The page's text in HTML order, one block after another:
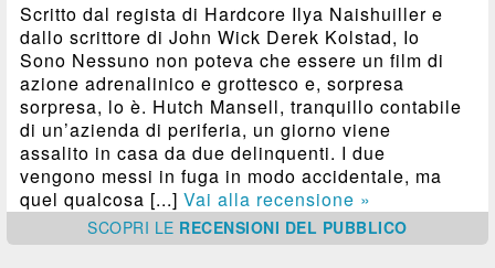
Scritto dal regista di Hardcore Ilya Naishuiller e
dallo scrittore di John Wick Derek Kolstad, Io
Sono Nessuno non poteva che essere un film di
azione adrenalinico e grottesco e, sorpresa
sorpresa, lo è. Hutch Mansell, tranquillo contabile
di un’azienda di periferia, un giorno viene
assalito in casa da due delinquenti. I due
vengono messi in fuga in modo accidentale, ma
quel qualcosa [...]Vai alla recensione »
SCOPRI LE RECENSIONI DEL PUBBLICO